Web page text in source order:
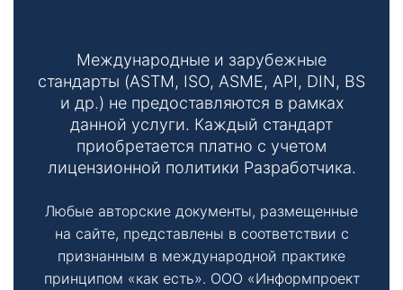
Международные и зарубежные
стандарты (ASTM, ISO, ASME, API, DIN, BS
и др.) не предоставляются в рамках
данной услуги. Каждый стандарт
приобретается платно с учетом
лицензионной политики Разработчика.
Любые авторские документы, размещенные
на сайте, представлены в соответствии с
признанным в международной практике
принципом «как есть». ООО «Информпроект